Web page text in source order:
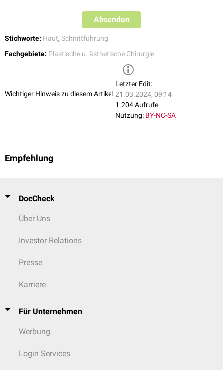
Absenden
Stichworte: Haut, Schnittführung
Fachgebiete: Plastische u. ästhetische Chirurgie
Wichtiger Hinweis zu diesem Artikel
Letzter Edit:
21.03.2024, 09:14
1.204 Aufrufe
Nutzung: BY-NC-SA
Empfehlung
DocCheck
Über Uns
Investor Relations
Presse
Karriere
Für Unternehmen
Werbung
Login Services